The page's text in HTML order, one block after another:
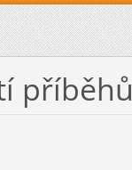
příběhů